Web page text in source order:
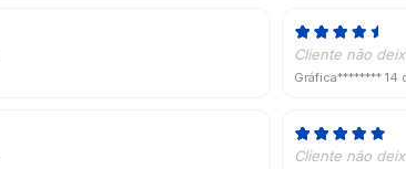
Cliente não
Gráfica******** 14
Cliente não